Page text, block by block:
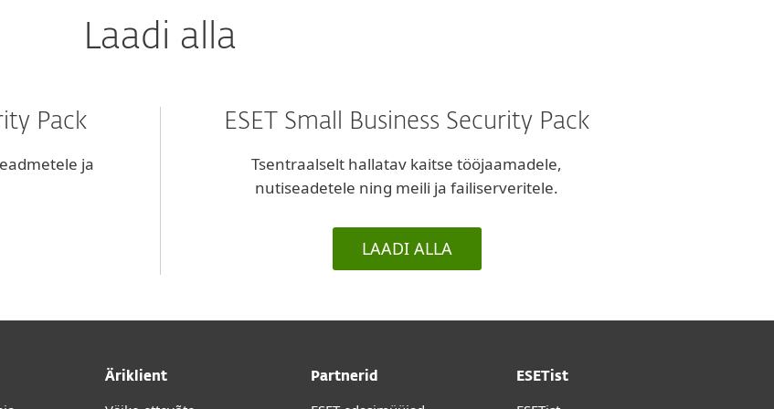
Laadi alla
Pack
ja
ESET Small Business Security Pack
Tsentraalselt hallatav kaitse tööjaamadele,
nutiseadetele ning meili ja failiserveritele.
LAADI ALLA
Äriklient Partnerid ESETist